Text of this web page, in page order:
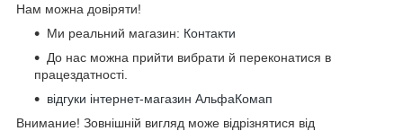
Нам можна довіряти!
Ми реальний магазин: Контакти
До нас можна прийти вибрати й переконатися в
працездатності.
відгуки інтернет-магазин АльфаКомап
Внимание! Зовнішній вигляд може відрізнятися від